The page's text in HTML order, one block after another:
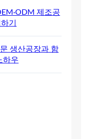
제조공
기
생산공장과 함
하우